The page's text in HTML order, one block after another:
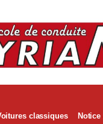
classiques Notice